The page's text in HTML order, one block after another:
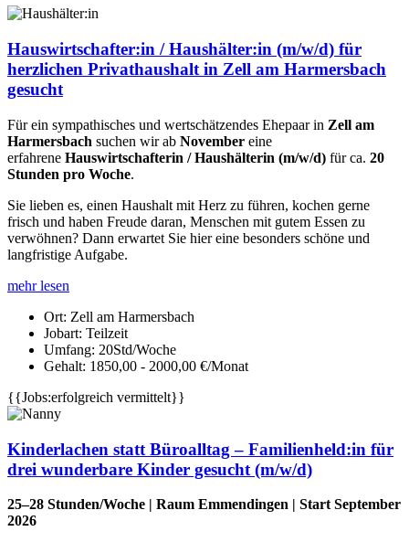
Hauswirtschafter:in / Haushälter:in (m/w/d) für
herzlichen Privathaushalt in Zell am Harmersbach
gesucht
Für ein sympathisches und wertschätzendes Ehepaar in Zell am
Harmersbach suchen wir ab November eine
erfahrene Hauswirtschafterin / Haushälterin (m/w/d) für ca. 20
Stunden pro Woche.
Sie lieben es, einen Haushalt mit Herz zu führen, kochen gerne
frisch und haben Freude daran, Menschen mit gutem Essen zu
verwöhnen? Dann erwartet Sie hier eine besonders schöne und
langfristige Aufgabe.
mehr lesen
Ort: Zell am Harmersbach
Jobart: Teilzeit
Umfang: 20Std/Woche
Gehalt: 1850,00 - 2000,00 €/Monat
{{Jobs:erfolgreich vermittelt}}
Kinderlachen statt Büroalltag – Familienheld:in für
drei wunderbare Kinder gesucht (m/w/d)
25–28 Stunden/Woche | Raum Emmendingen | Start September
2026